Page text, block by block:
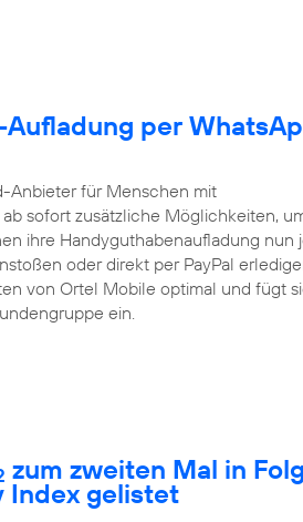
per
Anbieter für Menschen mit
sofort zusätzliche Möglichkeiten,
ihre Handyguthabenaufladung nun
oder direkt per PayPal
von Ortel Mobile optimal und fügt
ein.
zum zweiten Mal in
Index gelistet